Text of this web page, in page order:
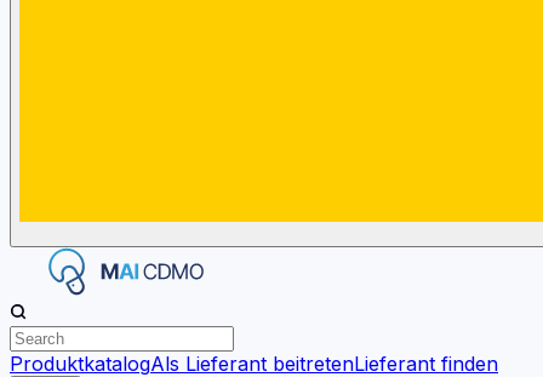
ProduktkatalogAls Lieferant beitretenLieferant finden